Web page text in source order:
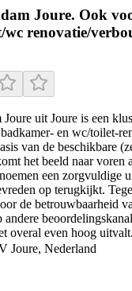
Joure. Ook
wc renovatie/
uit Joure is een
en wc/toilet-
van de beschikbare
het beeld naar voren
een zorgvuldige
op terugkijkt.
de betrouwbaarheid
andere
overal even hoog uitvalt.
Joure, Nederland